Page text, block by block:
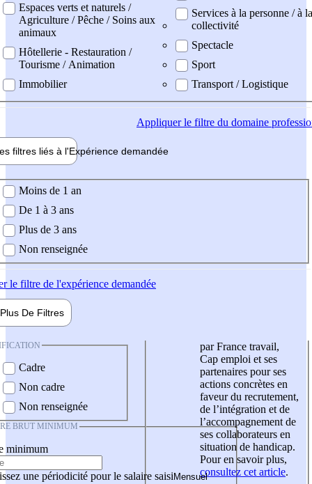
Espaces verts et naturels /
Agriculture / Pêche / Soins aux
animaux
Hôtellerie - Restauration /
Tourisme / Animation
Immobilier
Services à la personne / à la
collectivité
Spectacle
Sport
Transport / Logistique
Appliquerle filtre du domaine
filtres liés à l'Expérience demandée
demandée
Moins de 1 an
De 1 à 3 ans
Plus de 3 ans
Non renseignée
le filtre de l'expérience demandée
Plus De Filtres
Cadre
Non cadre
Non renseignée
BRUT MINIMUM
minimum
une périodicité pour le salaire saisi
par France travail,
Cap emploi et ses
partenaires pour ses
actions concrètes en
faveur du recrutement,
de l’intégration et de
l’accompagnement de
ses collaborateurs en
situation de handicap.
Pour en savoir plus,
consultez cet article.